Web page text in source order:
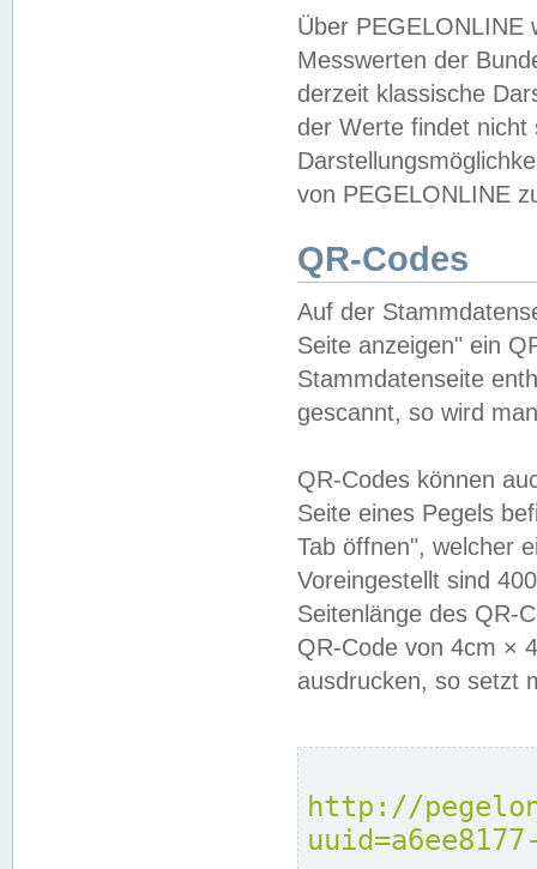
Über PEGELONLINE
Messwerten der
derzeit klassische
der Werte findet
von PEGELONLINE
QR-Codes
Auf der
Seite anzeigen" ein
Stammdatenseite
gescannt, so wird
QR-Codes können
Seite eines Pegels
Tab öffnen", welcher
Voreingestellt sind
Seitenlänge des QR-
QR-Code von 4cm ×
ausdrucken, so setzt
http://